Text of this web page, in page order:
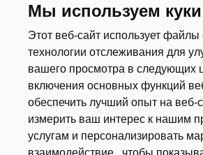
Мы используем куки
Этот веб-сайт использует файлы
технологии отслеживания для
вашего просмотра в следующих
включения основных функций
обеспечить лучший опыт на веб-
измерить ваш интерес к нашим
услугам и персонализировать
взаимодействие.
чтобы
Новости рынка труда
Анкета
Калькулятор дат
Документы